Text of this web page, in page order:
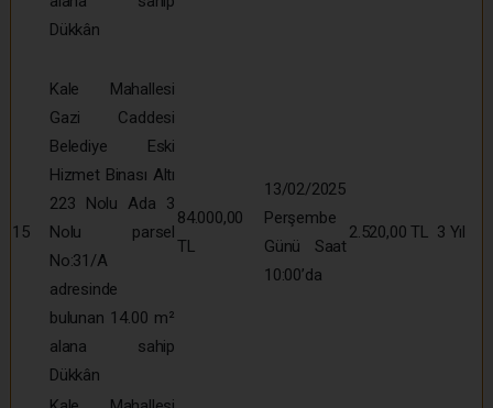
Dükkân
15
Kale Mahallesi
Gazi Caddesi
Belediye Eski
Hizmet Binası Altı
223 Nolu Ada 3
Nolu parsel
No:31/A
adresinde
bulunan 14.00 m²
alana sahip
Dükkân
84.000,00
TL
13/02/2025
Perşembe
Günü Saat
10:00’da
2.520,00 TL 3 Yıl